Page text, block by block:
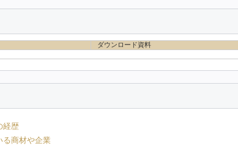
ダウンロード資料
経歴
る商材や企業